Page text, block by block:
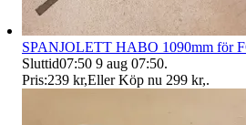
SPANJOLETT HABO 1090mm för
Sluttid07:50 9 aug 07:50.
Pris:239 kr,Eller Köp nu 299 kr,.